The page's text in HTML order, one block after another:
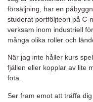
försäljning, har en
studerat portföljteori på C-
verksam inom industriell
många olika roller och
När jag inte håller kurs
fjällen eller kopplar av lite
fota.
Ser fram emot att träffa